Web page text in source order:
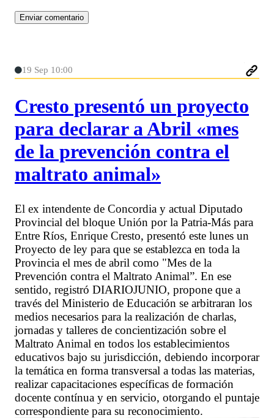
19 Sep 10:00
Cresto presentó un proyecto
para declarar a Abril «mes
de la prevención contra el
maltrato animal»
El ex intendente de Concordia y actual Diputado
Provincial del bloque Unión por la Patria-Más para
Entre Ríos, Enrique Cresto, presentó este lunes un
Proyecto de ley para que se establezca en toda la
Provincia el mes de abril como "Mes de la
Prevención contra el Maltrato Animal”. En ese
sentido, registró DIARIOJUNIO, propone que a
través del Ministerio de Educación se arbitraran los
medios necesarios para la realización de charlas,
jornadas y talleres de concientización sobre el
Maltrato Animal en todos los establecimientos
educativos bajo su jurisdicción, debiendo incorporar
la temática en forma transversal a todas las materias,
realizar capacitaciones específicas de formación
docente contínua y en servicio, otorgando el puntaje
correspondiente para su reconocimiento.